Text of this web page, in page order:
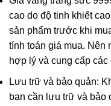
cao do độ tinh khiết
sản phẩm trước khi
tính toán giá mua. Nên
hợp lý và cung cấp
Lưu trữ và bảo quản:
bạn cần lưu trữ và bảo